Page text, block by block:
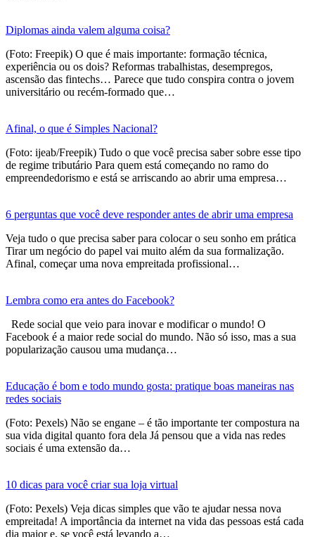
Diplomas ainda valem alguma coisa?
(Foto: Freepik) O que é mais importante: formação técnica,
experiência ou os dois? Reformas trabalhistas, desempregos,
ascensão das fintechs… Parece que tudo conspira contra o jovem
universitário ou recém-formado que…
Afinal, o que é Simples Nacional?
(Foto: ijeab/Freepik) Tudo o que você precisa saber sobre esse tipo
de regime tributário Para quem está começando no ramo do
empreendedorismo e está se arriscando ao abrir uma empresa…
6 perguntas que você deve responder antes de abrir uma empresa
Veja tudo o que precisa saber para colocar o seu sonho em prática
Tirar um negócio do papel vai muito além da sua formalização.
Afinal, começar uma nova empreitada profissional…
Lembra como era antes do Facebook?
Rede social que veio para inovar e modificar o mundo! O
Facebook é a maior rede social do mundo. Não só isso, mas a sua
popularização causou uma mudança…
Educação é bom e todo mundo gosta: pratique boas maneiras nas
redes sociais
(Foto: Pexels) Não se engane – é tão importante ter compostura na
sua vida digital quanto fora dela Já pensou que a vida nas redes
sociais é uma extensão da…
10 dicas para você criar sua loja virtual
(Foto: Pexels) Veja dicas simples que vão te ajudar nessa nova
empreitada! A importância da internet na vida das pessoas está cada
dia maior e, se você está levando a…